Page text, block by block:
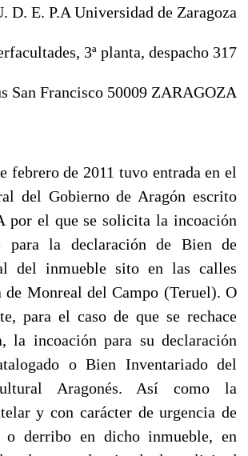
D. E. P.A Universidad de Zaragoza
3ª planta, despacho 317
San Francisco 50009 ZARAGOZA
febrero de 2011 tuvo entrada en el
del Gobierno de Aragón escrito
por el que se solicita la incoación
para la declaración de Bien de
del inmueble sito en las calles
Monreal del Campo (Teruel). O
para el caso de que se rechace
la incoación para su declaración
o Bien Inventariado del
Aragonés. Así como la
y con carácter de urgencia de
o derribo en dicho inmueble, en